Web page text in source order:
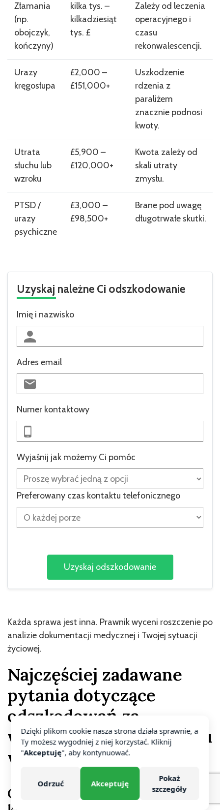
Dzięki plikom cookie nasza strona działa sprawnie, a
Ty możesz wygodniej z niej korzystać. Kliknij
"Akceptuję", aby kontynuować.
Odrzuć Akceptuję
Pokaż
szczegóły
Złamania
(np.
obojczyk,
kończyny)
kilka tys. –
kilkadziesiąt
tys. £
Zależy od leczenia
operacyjnego i
czasu
rekonwalescencji.
Urazy
kręgosłupa
£2,000 –
£151,000+
Uszkodzenie
rdzenia z
paraliżem
znacznie podnosi
kwoty.
Utrata
słuchu lub
wzroku
£5,900 –
£120,000+
Kwota zależy od
skali utraty
zmysłu.
PTSD /
urazy
psychiczne
£3,000 –
£98,500+
Brane pod uwagę
długotrwałe skutki.
Uzyskaj należne Ci odszkodowanie
Imię i nazwisko
Adres email
Numer kontaktowy
Wyjaśnij jak możemy Ci pomóc
Preferowany czas kontaktu telefonicznego
Każda sprawa jest inna. Prawnik wyceni roszczenie po
analizie dokumentacji medycznej i Twojej sytuacji
życiowej.
Najczęściej zadawane
pytania dotyczące
odszkodowań za
wypadek na rusztowaniu
w UK
Czy można złożyć roszczenie po